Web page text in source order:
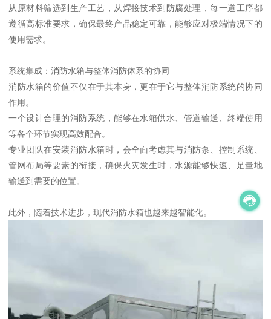
从原材料筛选到生产工艺，从焊接技术到防腐处理，每一道工序都
遵循高标准要求，确保最终产品稳定可靠，能够应对极端情况下的
使用需求。
系统集成：消防水箱与整体消防体系的协同
消防水箱的价值不仅在于其本身，更在于它与整体消防系统的协同
作用。
一个设计合理的消防系统，能够在水箱供水、管道输送、终端使用
等各个环节实现高效配合。
专业团队在安装消防水箱时，会全面考虑其与消防泵、控制系统、
管网布局等要素的衔接，确保火灾发生时，水源能够快速、足量地
输送到需要的位置。
此外，随着技术进步，现代消防水箱也越来越智能化。